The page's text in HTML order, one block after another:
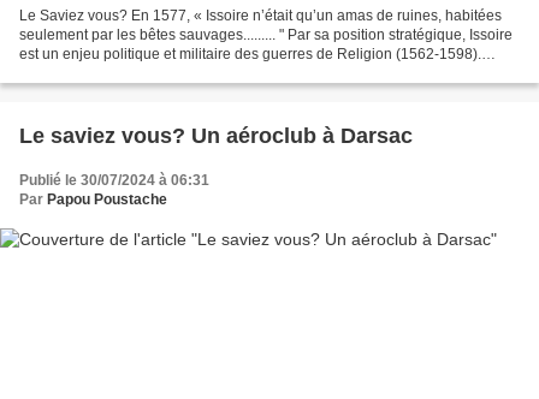
Le Saviez vous? En 1577, « Issoire n’était qu’un amas de ruines, habitées
seulement par les bêtes sauvages......... " Par sa position stratégique, Issoire
est un enjeu politique et militaire des guerres de Religion (1562-1598).
Le saviez vous? Un aéroclub à Darsac
Publié le 30/07/2024 à 06:31
Par Papou Poustache